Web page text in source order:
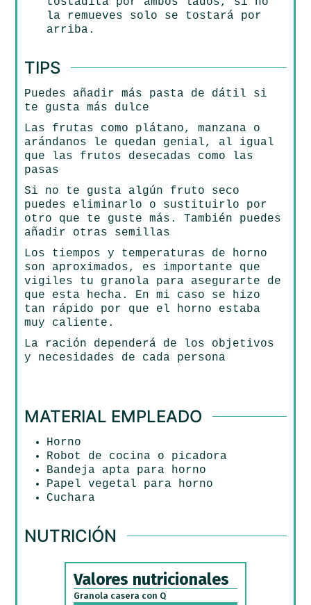
la remueves solo se tostará por
arriba.
TIPS
Puedes añadir más pasta de dátil si
te gusta más dulce
Las frutas como plátano, manzana o
arándanos le quedan genial, al igual
que las frutos desecadas como las
pasas
Si no te gusta algún fruto seco
puedes eliminarlo o sustituirlo por
otro que te guste más. También puedes
añadir otras semillas
Los tiempos y temperaturas de horno
son aproximados, es importante que
vigiles tu granola para asegurarte de
que esta hecha. En mi caso se hizo
tan rápido por que el horno estaba
muy caliente.
La ración dependerá de los objetivos
y necesidades de cada persona
MATERIAL EMPLEADO
Horno
Robot de cocina o picadora
Bandeja apta para horno
Papel vegetal para horno
Cuchara
NUTRICIÓN
Valores nutricionales
Granola casera con Q